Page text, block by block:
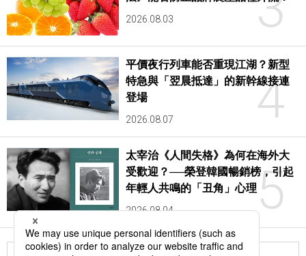
2026.08.03
4
平價夜行列車能否重現江湖？新型
特急與「翌晨抵達」的新幹線接連
登場
2026.08.07
5
太宰治《人間失格》為何在海外大
受歡迎？──榮登韓國暢銷榜，引起
年輕人共鳴的「丑角」心理
2026.08.04